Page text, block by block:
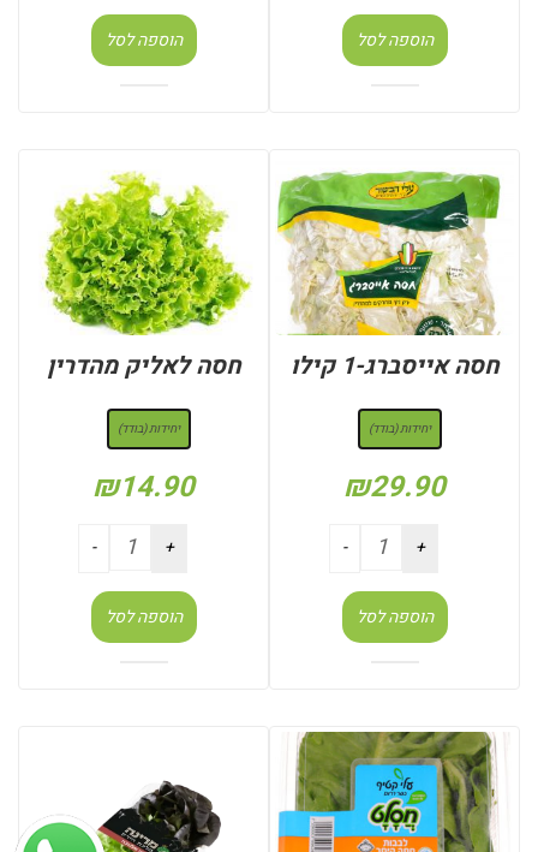
הוספה לסל הוספה לסל
חסה אייסברג-1 קילו
יחידות (בודד)
₪29.90
הוספה לסל
חסה לאליק מהדרין
יחידות (בודד)
₪14.90
הוספה לסל